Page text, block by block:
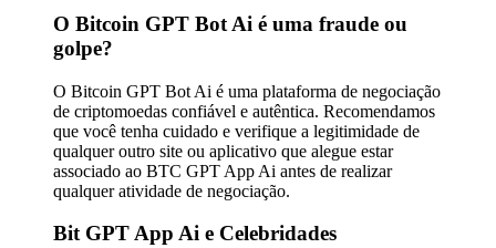
O Bitcoin GPT Bot Ai é uma fraude ou
golpe?
O Bitcoin GPT Bot Ai é uma plataforma de negociação
de criptomoedas confiável e autêntica. Recomendamos
que você tenha cuidado e verifique a legitimidade de
qualquer outro site ou aplicativo que alegue estar
associado ao BTC GPT App Ai antes de realizar
qualquer atividade de negociação.
Bit GPT App Ai e Celebridades